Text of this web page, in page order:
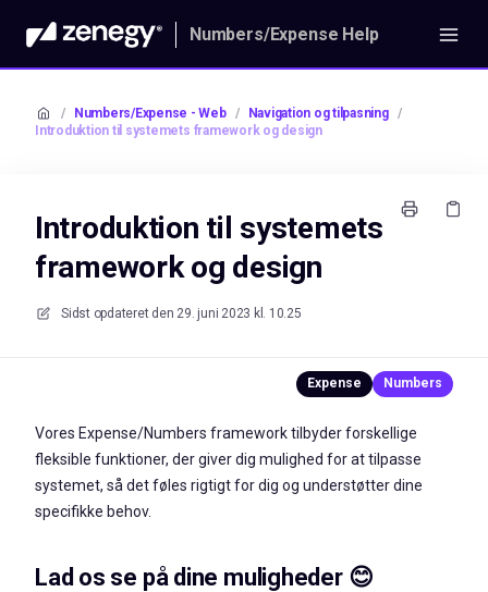
Numbers/Expense Help
/ Numbers/Expense - Web / Navigation og tilpasning /
Introduktion til systemets framework og design
Introduktion til systemets
framework og design
Sidst opdateret den 29. juni 2023 kl. 10.25
Vores Expense/Numbers framework tilbyder forskellige
fleksible funktioner, der giver dig mulighed for at tilpasse
systemet, så det føles rigtigt for dig og understøtter dine
specifikke behov.
Lad os se på dine muligheder 😊